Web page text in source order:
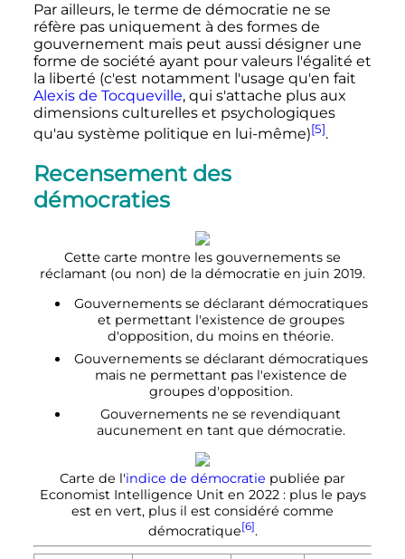
Par ailleurs, le terme de démocratie ne se
réfère pas uniquement à des formes de
gouvernement mais peut aussi désigner une
forme de société ayant pour valeurs l'égalité et
la liberté (c'est notamment l'usage qu'en fait
Alexis de Tocqueville, qui s'attache plus aux
dimensions culturelles et psychologiques
qu'au système politique en lui-même)[5].
Recensement des
démocraties
Cette carte montre les gouvernements se
réclamant (ou non) de la démocratie en juin 2019.
Gouvernements se déclarant démocratiques
et permettant l'existence de groupes
d'opposition, du moins en théorie.
Gouvernements se déclarant démocratiques
mais ne permettant pas l'existence de
groupes d'opposition.
Gouvernements ne se revendiquant
aucunement en tant que démocratie.
Carte de l'indice de démocratie publiée par
Economist Intelligence Unit en 2022 : plus le pays
est en vert, plus il est considéré comme
démocratique[6].